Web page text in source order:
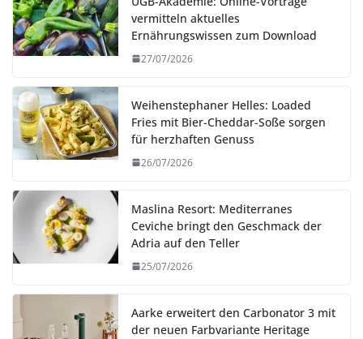
vermitteln aktuelles
Ernährungswissen zum Download
27/07/2026
Weihenstephaner Helles: Loaded
Fries mit Bier-Cheddar-Soße sorgen
für herzhaften Genuss
26/07/2026
Maslina Resort: Mediterranes
Ceviche bringt den Geschmack der
Adria auf den Teller
25/07/2026
Aarke erweitert den Carbonator 3 mit
der neuen Farbvariante Heritage